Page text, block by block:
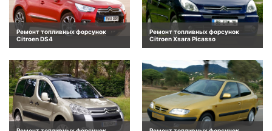
Ремонт топливных форсунок
Citroen DS4
Ремонт топливных форсунок
Citroen Xsara Picasso